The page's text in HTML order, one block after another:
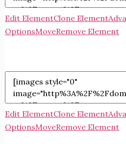
Edit ElementClone Element
OptionsMoveRemove Element
Edit ElementClone Element
OptionsMoveRemove Element